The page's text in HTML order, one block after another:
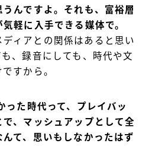
んですよ。それも、富裕層
軽に入手できる媒体で。
ディアとの関係はあると思い
、録音にしても、時代や文
すから。
た時代って、プレイバッ
、マッシュアップとして全
て、思いもしなかったはず